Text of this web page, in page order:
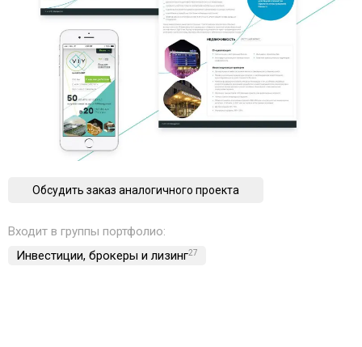
Обсудить заказ аналогичного проекта
Входит в группы портфолио:
Инвестиции, брокеры и лизинг27